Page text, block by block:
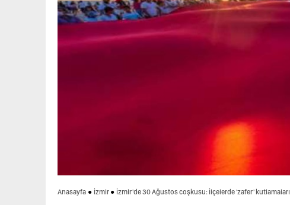
Anasayfa İzmir İzmir'de 30 Ağustos coşkusu: İlçelerde 'zafer' kutlamaları